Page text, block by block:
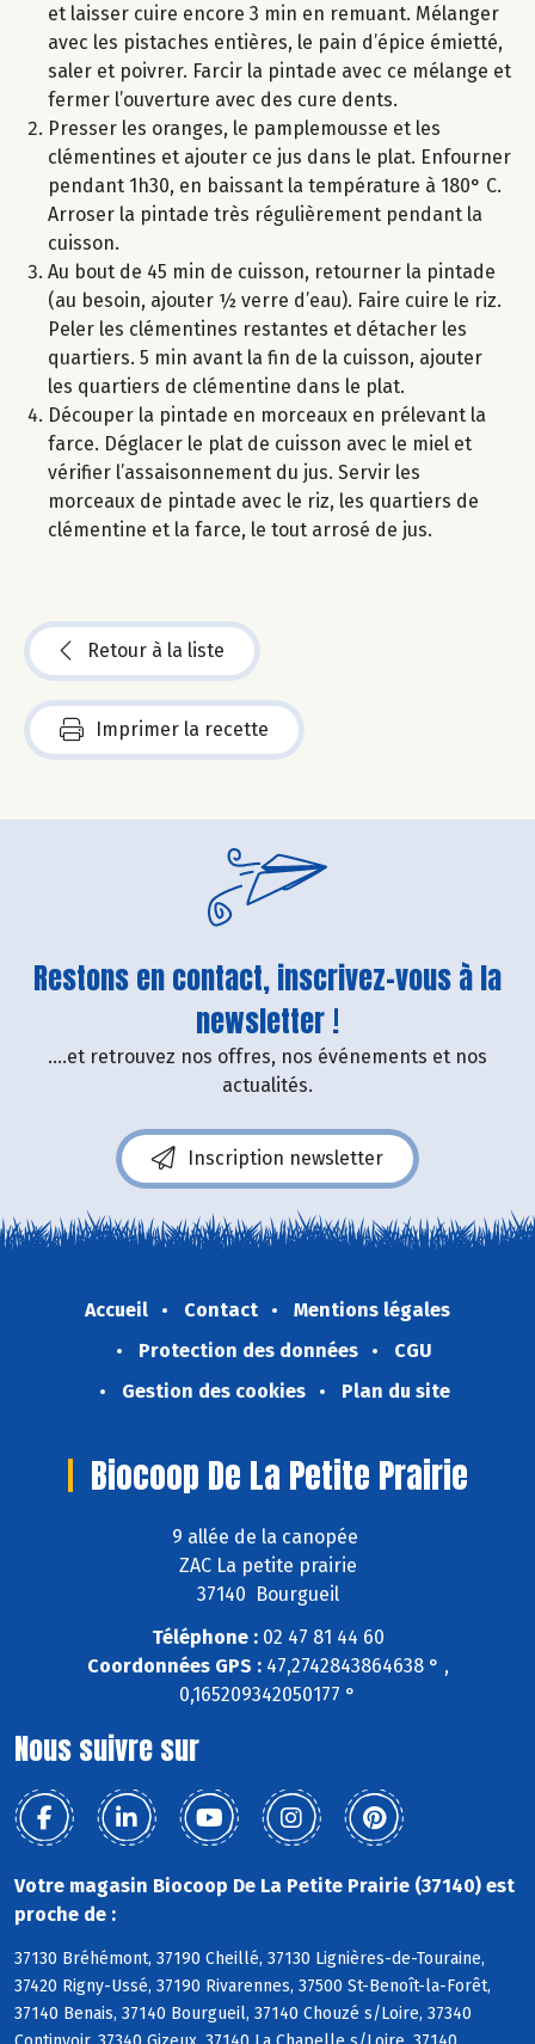
et laisser cuire encore 3 min en remuant. Mélanger
avec les pistaches entières, le pain d’épice émietté,
saler et poivrer. Farcir la pintade avec ce mélange et
fermer l’ouverture avec des cure dents.
Presser les oranges, le pamplemousse et les
clémentines et ajouter ce jus dans le plat. Enfourner
pendant 1h30, en baissant la température à 180° C.
Arroser la pintade très régulièrement pendant la
cuisson.
Au bout de 45 min de cuisson, retourner la pintade
(au besoin, ajouter ½ verre d’eau). Faire cuire le riz.
Peler les clémentines restantes et détacher les
quartiers. 5 min avant la fin de la cuisson, ajouter
les quartiers de clémentine dans le plat.
Découper la pintade en morceaux en prélevant la
farce. Déglacer le plat de cuisson avec le miel et
vérifier l’assaisonnement du jus. Servir les
morceaux de pintade avec le riz, les quartiers de
clémentine et la farce, le tout arrosé de jus.
Retour à la liste
Imprimer la recette
Restons en contact, inscrivez-vous à la
newsletter !
....et retrouvez nos offres, nos événements et nos
actualités.
Inscription newsletter
Accueil Contact
Mentions légales
Protection des données
CGU
Gestion des cookies
Plan du site
Biocoop De La Petite Prairie
9 allée de la canopée
ZAC La petite prairie
37140 Bourgueil
Téléphone :02 47 81 44 60
Coordonnées GPS :47,2742843864638 ° ,
0,165209342050177 °
Nous suivre sur
Votre magasin Biocoop De La Petite Prairie (37140) est
proche de :
37130 Bréhémont, 37190 Cheillé, 37130 Lignières-de-Touraine,
37420 Rigny-Ussé, 37190 Rivarennes, 37500 St-Benoît-la-Forêt,
37140 Benais, 37140 Bourgueil, 37140 Chouzé s/Loire, 37340